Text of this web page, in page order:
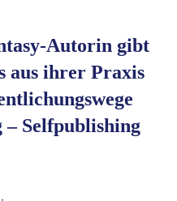
Autorin gibt
aus ihrer Praxis
Selfpublishing